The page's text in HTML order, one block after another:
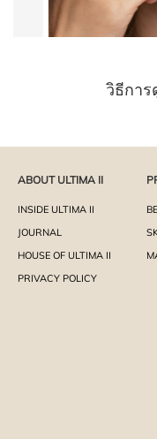
วิธีกา
ABOUT ULTIMA II
INSIDE ULTIMA II
JOURNAL
HOUSE OF ULTIMA II
PRIVACY POLICY